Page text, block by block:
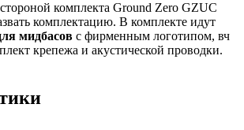
комплекта Ground Zero GZUC
комплектацию. В комплекте идут
мидбасов с фирменным логотипом, вч
крепежа и акустической проводки.